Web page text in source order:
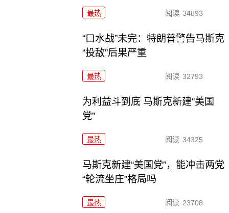
最热 阅读 34893
“口水战”未完：特朗普警告马斯克
“投敌”后果严重
最热 阅读 32793
为利益斗到底 马斯克新建“美国
党”
最热 阅读 34325
马斯克新建“美国党”，能冲击两党
“轮流坐庄”格局吗
最热 阅读 23708